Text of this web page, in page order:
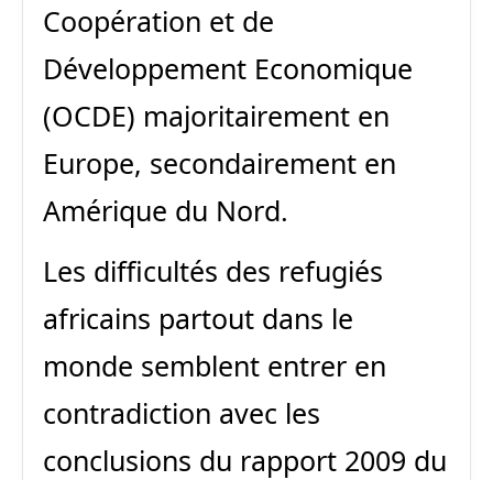
Coopération et de
Développement Economique
(OCDE) majoritairement en
Europe, secondairement en
Amérique du Nord.
Les difficultés des refugiés
africains partout dans le
monde semblent entrer en
contradiction avec les
conclusions du rapport 2009 du